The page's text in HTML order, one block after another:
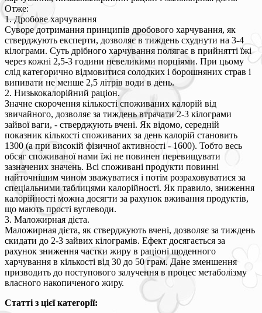
Отже:
1. Дробове харчування
Суворе дотримання принципів дробового харчування, як
стверджують експерти, дозволяє в тиждень схуднути на 3-4
кілограми. Суть дрібного харчування полягає в прийнятті їжі
через кожні 2,5-3 години невеликими порціями. При цьому
слід категорично відмовитися солодких і борошняних страв і
випивати не менше 2,5 літрів води в день.
2. Низькокалорійний раціон.
Значне скорочення кількості споживаних калорій від
звичайного, дозволяє за тиждень втрачати 2-3 кілограми
зайвої ваги, - стверджують вчені. Як відомо, середній
показник кількості споживаних за день калорій становить
1300 (а при високій фізичної активності - 1600). Тобто весь
обсяг споживаної нами їжі не повинен перевищувати
зазначених значень. Всі споживані продукти повинні
найточнішим чином зважуватися і потім розраховуватися за
спеціальними таблицями калорійності. Як правило, зниження
калорійності можна досягти за рахунок вживання продуктів,
що мають прості вуглеводи.
3. Маложирная дієта.
Маложирная дієта, як стверджують вчені, дозволяє за тиждень
скидати до 2-3 зайвих кілограмів. Ефект досягається за
рахунок зниження частки жиру в раціоні щоденного
харчування в кількості від 30 до 50 грам. Дане зменшення
призводить до поступового залучення в процес метаболізму
власного накопиченого жиру.
Статті з цієї категорії: